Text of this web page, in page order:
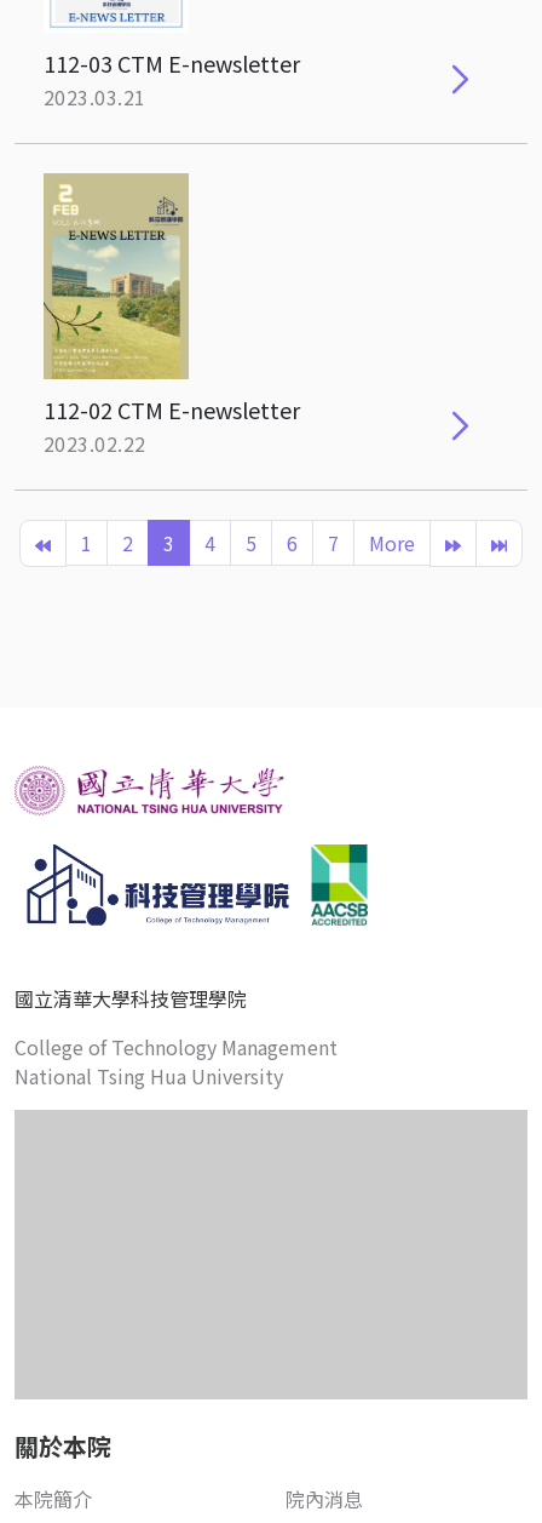
112-03 CTM E-newsletter
2023.03.21
112-02 CTM E-newsletter
2023.02.22
1 2 3 4 5 6 7 More
國立清華大學科技管理學院
College of Technology Management
National Tsing Hua University
關於本院
本院簡介
院內消息